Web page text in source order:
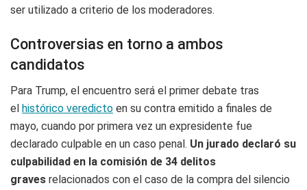
ser utilizado a criterio de los moderadores.
Controversias en torno a ambos
candidatos
Para Trump, el encuentro será el primer debate tras
el histórico veredicto en su contra emitido a finales de
mayo, cuando por primera vez un expresidente fue
declarado culpable en un caso penal. Un jurado declaró su
culpabilidad en la comisión de 34 delitos
graves relacionados con el caso de la compra del silencio